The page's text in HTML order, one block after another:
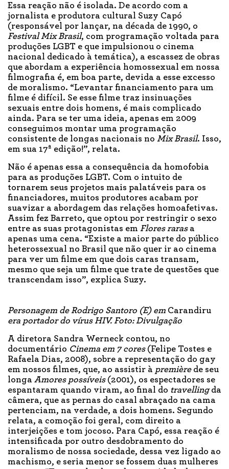
Essa reação não é isolada. De acordo com a
jornalista e produtora cultural Suzy Capó
(responsável por lançar, na década de 1990, o
Festival Mix Brasil, com programação voltada para
produções LGBT e que impulsionou o cinema
nacional dedicado à temática), a escassez de obras
que abordam a experiência homossexual em nossa
filmografia é, em boa parte, devida a esse excesso
de moralismo. “Levantar financiamento para um
filme é difícil. Se esse filme traz insinuações
sexuais entre dois homens, é mais complicado
ainda. Para se ter uma ideia, apenas em 2009
conseguimos montar uma programação
consistente de longas nacionais no Mix Brasil. Isso,
em sua 17ª edição!”, relata.
Não é apenas essa a consequência da homofobia
para as produções LGBT. Com o intuito de
tornarem seus projetos mais palatáveis para os
financiadores, muitos produtores acabam por
suavizar a abordagem das relações homoafetivas.
Assim fez Barreto, que optou por restringir o sexo
entre as suas protagonistas em Flores raras a
apenas uma cena. “Existe a maior parte do público
heterossexual no Brasil que não quer ir ao cinema
para ver um filme em que dois caras transam,
mesmo que seja um filme que trate de questões que
transcendam isso”, explica Suzy.
Personagem de Rodrigo Santoro (E) em Carandiru
era portador do vírus HIV. Foto: Divulgação
A diretora Sandra Werneck contou, no
documentário Cinema em 7 cores (Felipe Tostes e
Rafaela Dias, 2008), sobre a representação do gay
em nossos filmes, que, ao assistir à premièrede seu
longa Amores possíveis(2001), os espectadores se
espantaram quando viram, ao final do travellingda
câmera, que as pernas do casal abraçado na cama
pertenciam, na verdade, a dois homens. Segundo
relata, a comoção foi geral, com direito a
interjeições e tom jocoso. Para Capó, essa reação é
intensificada por outro desdobramento do
moralismo de nossa sociedade, dessa vez ligado ao
machismo, e seria menor se fossem duas mulheres